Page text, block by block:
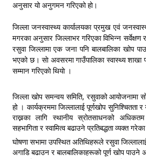
अनुसार यो अनुगमन गरिएको हो।
जिल्ला जनस्वास्थ्य कार्यालयका प्रमुख एवं
मगरका अनुसार जिल्लाभर गरिएका विभिन्न
रसुवा जिल्लामा एक जना पनि बालबालिका खोप
भएको छ। साे अवसरमा गाउँपालिका स्वास्थ्य शाखा
सम्मान गरिएकाे थियाे ।
जिल्ला खोप समन्वय समिति, रसुवाको आयोजनामा
हो ।कार्यक्रममा जिल्लालाई पूर्णखोप सुनिश्चितता
राख्नका लागि स्थानीय स्रोतसाधनको
सहभागिता र स्वामित्व बढाउने प्रतिबद्धता व्यक्त
घोषणा सभामा उपस्थित अतिथिहरूले रसुवा
अगाडि बढाउन र बालबालिकाहरूको पूर्ण खोप पाउने